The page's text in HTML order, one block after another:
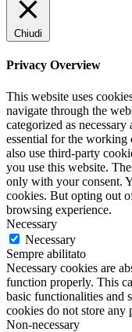
Chiudi
Privacy Overview
This website uses
navigate through the
categorized as
essential for the working
also use third-party
you use this website.
only with your consent.
cookies. But opting out
browsing experience.
Necessary
Necessary
Sempre abilitato
Necessary cookies are
function properly. This
basic functionalities and
cookies do not store any
Non-necessary